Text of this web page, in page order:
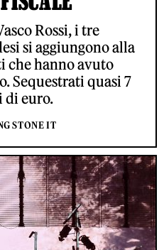
Rossi, i tre
si aggiungono alla
che hanno avuto
Sequestrati quasi 7
euro.
STONE IT